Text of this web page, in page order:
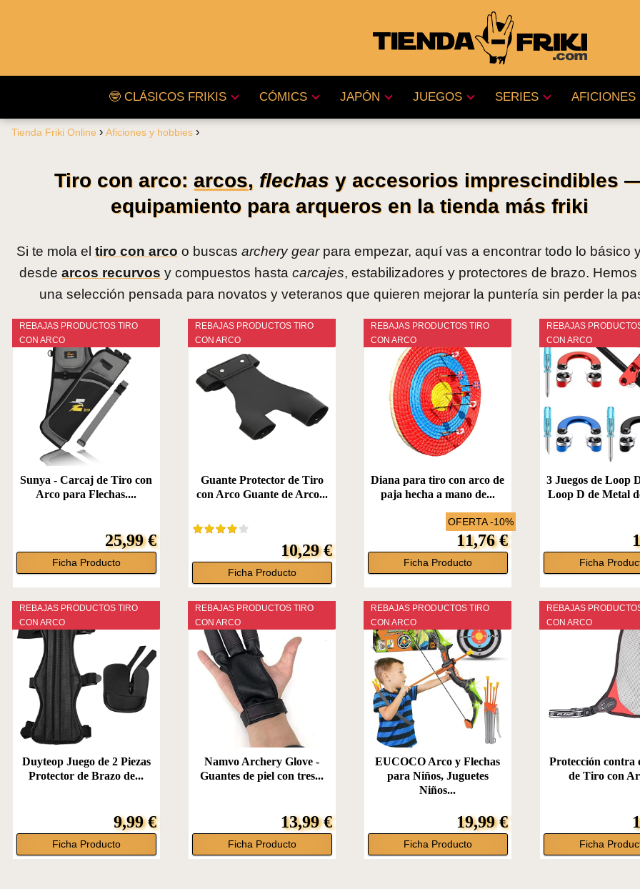
🤓 CLÁSICOS FRIKIS CÓMICS JAPÓN JUEGOS SERIES AFICIONES
Tienda Friki Online Aficiones y hobbies
Tiro con arco:arcos, flechas y accesorios imprescindibles
equipamiento para arqueros en la tienda más friki
Si te mola el tiro con arco o buscas archery gearpara empezar, aquí vas a encontrar todo lo básico
desdearcos recurvos y compuestos hastacarcajes, estabilizadores y protectores de brazo.
una selección pensada para novatos y veteranos que quieren mejorar la puntería sin perder la
REBAJAS PRODUCTOS TIRO
CON ARCO
Sunya - Carcaj de Tiro con
Arco para Flechas....
25,99 €
Ficha Producto
REBAJAS PRODUCTOS TIRO
CON ARCO
Guante Protector de Tiro
con Arco Guante de Arco...
10,29 €
Ficha Producto
OFERTA -10%
REBAJAS PRODUCTOS TIRO
CON ARCO
Diana para tiro con arco de
paja hecha a mano de...
11,76 €
Ficha Producto
REBAJAS
CON ARCO
3 Juegos de Loop
Loop D de Metal
Ficha
REBAJAS PRODUCTOS TIRO
CON ARCO
Duyteop Juego de 2 Piezas
Protector de Brazo de...
9,99 €
Ficha Producto
REBAJAS PRODUCTOS TIRO
CON ARCO
Namvo Archery Glove -
Guantes de piel con tres...
13,99 €
Ficha Producto
REBAJAS PRODUCTOS TIRO
CON ARCO
EUCOCO Arco y Flechas
para Niños, Juguetes
Niños...
19,99 €
Ficha Producto
REBAJAS
CON ARCO
Protección contra
de Tiro con
Ficha